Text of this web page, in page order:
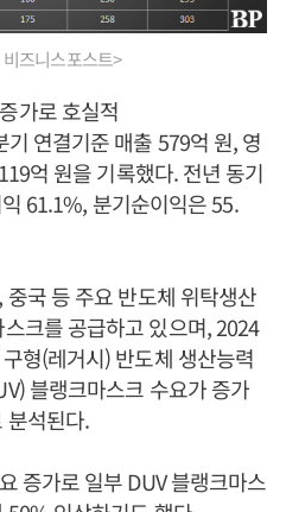
즈니스포스트>
가로 호실적
연결기준 매출 579억 원, 영
억 원을 기록했다. 전년 동기
61.1%, 분기순이익은 55.
국 등 주요 반도체 위탁생산
크를 공급하고 있으며, 2024
형(레거시) 반도체 생산능력
블랭크마스크 수요가 증가
분석된다.
증가로 일부 DUV 블랭크마스